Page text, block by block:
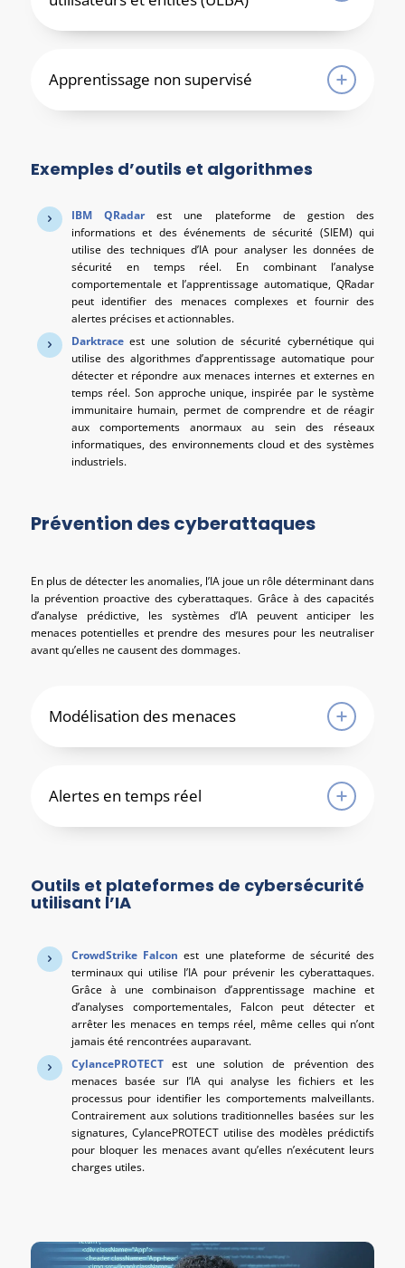
Apprentissage non supervisé
Exemples d’outils et algorithmes
IBM QRadarest une plateforme de gestion des
informations et des événements de sécurité (SIEM) qui
utilise des techniques d’IA pour analyser les données de
sécurité en temps réel. En combinant l’analyse
comportementale et l’apprentissage automatique, QRadar
peut identifier des menaces complexes et fournir des
alertes précises et actionnables.
Darktrace est une solution de sécurité cybernétique qui
utilise des algorithmes d’apprentissage automatique pour
détecter et répondre aux menaces internes et externes en
temps réel. Son approche unique, inspirée par le système
immunitaire humain, permet de comprendre et de réagir
aux comportements anormaux au sein des réseaux
informatiques, des environnements cloud et des systèmes
industriels.
Prévention des cyberattaques
En plus de détecter les anomalies, l’IA joue un rôle déterminant dans
la prévention proactive des cyberattaques. Grâce à des capacités
d’analyse prédictive, les systèmes d’IA peuvent anticiper les
menaces potentielles et prendre des mesures pour les neutraliser
avant qu’elles ne causent des dommages.
Modélisation des menaces
Alertes en temps réel
Outils et plateformes de cybersécurité
utilisant l’IA
CrowdStrike Falcon est une plateforme de sécurité des
terminaux qui utilise l’IA pour prévenir les cyberattaques.
Grâce à une combinaison d’apprentissage machine et
d’analyses comportementales, Falcon peut détecter et
arrêter les menaces en temps réel, même celles qui n’ont
jamais été rencontrées auparavant.
CylancePROTECTest une solution de prévention des
menaces basée sur l’IA qui analyse les fichiers et les
processus pour identifier les comportements malveillants.
Contrairement aux solutions traditionnelles basées sur les
signatures, CylancePROTECT utilise des modèles prédictifs
pour bloquer les menaces avant qu’elles n’exécutent leurs
charges utiles.